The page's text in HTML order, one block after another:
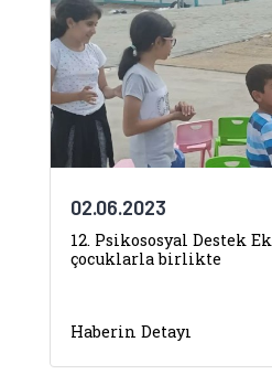
02.06.2023
12. Psikososyal Destek
çocuklarla birlikte
Haberin Detayı